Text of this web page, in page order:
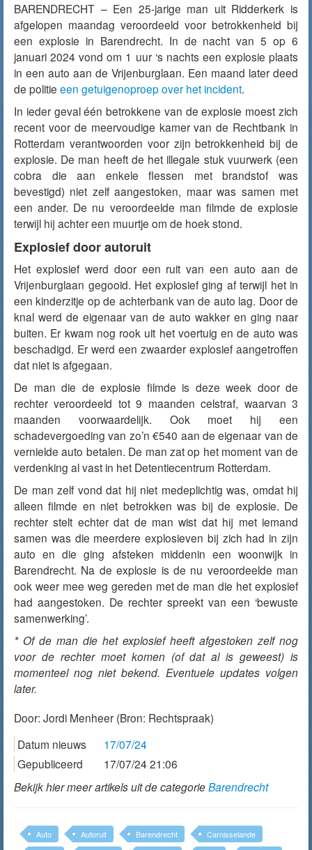
BARENDRECHT – Een 25-jarige man uit Ridderkerk is
afgelopen maandag veroordeeld voor betrokkenheid bij
een explosie in Barendrecht. In de nacht van 5 op 6
januari 2024 vond om 1 uur ‘s nachts een explosie plaats
in een auto aan de Vrijenburglaan. Een maand later deed
de politie een getuigenoproep over het incident.
In ieder geval één betrokkene van de explosie moest zich
recent voor de meervoudige kamer van de Rechtbank in
Rotterdam verantwoorden voor zijn betrokkenheid bij de
explosie. De man heeft de het illegale stuk vuurwerk (een
cobra die aan enkele flessen met brandstof was
bevestigd) niet zelf aangestoken, maar was samen met
een ander. De nu veroordeelde man filmde de explosie
terwijl hij achter een muurtje om de hoek stond.
Explosief door autoruit
Het explosief werd door een ruit van een auto aan de
Vrijenburglaan gegooid. Het explosief ging af terwijl het in
een kinderzitje op de achterbank van de auto lag. Door de
knal werd de eigenaar van de auto wakker en ging naar
buiten. Er kwam nog rook uit het voertuig en de auto was
beschadigd. Er werd een zwaarder explosief aangetroffen
dat niet is afgegaan.
De man die de explosie filmde is deze week door de
rechter veroordeeld tot 9 maanden celstraf, waarvan 3
maanden voorwaardelijk. Ook moet hij een
schadevergoeding van zo’n €540 aan de eigenaar van de
vernielde auto betalen. De man zat op het moment van de
verdenking al vast in het Detentiecentrum Rotterdam.
De man zelf vond dat hij niet medeplichtig was, omdat hij
alleen filmde en niet betrokken was bij de explosie. De
rechter stelt echter dat de man wist dat hij met iemand
samen was die meerdere explosieven bij zich had in zijn
auto en die ging afsteken middenin een woonwijk in
Barendrecht. Na de explosie is de nu veroordeelde man
ook weer mee weg gereden met de man die het explosief
had aangestoken. De rechter spreekt van een ‘bewuste
samenwerking’.
* Of de man die het explosief heeft afgestoken zelf nog
voor de rechter moet komen (of dat al is geweest) is
momenteel nog niet bekend. Eventuele updates volgen
later.
Door: Jordi Menheer (Bron: Rechtspraak)
Datum nieuws
17/07/24
Gepubliceerd
17/07/24 21:06
Bekijk hier meer artikels uit de categorieBarendrecht
Auto Autoruit Barendrecht
Carnisselande